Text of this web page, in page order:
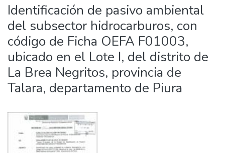
Estad. Externas
Guias ▾
Identificación de pasivo ambiental
del subsector hidrocarburos, con
código de Ficha OEFA F01003,
ubicado en el Lote I, del distrito de
La Brea Negritos, provincia de
Talara, departamento de Piura